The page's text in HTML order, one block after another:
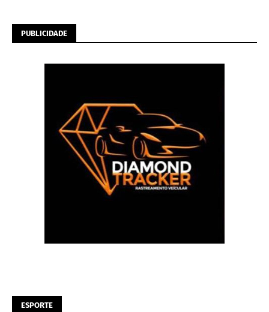
PUBLICIDADE
ESPORTE